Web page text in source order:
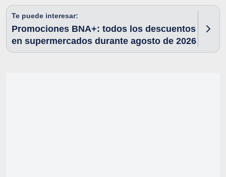
Te puede interesar:
Promociones BNA+: todos los descuentos
en supermercados durante agosto de 2026